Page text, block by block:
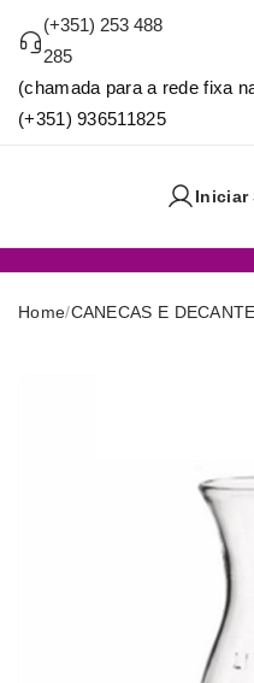
(+351) 253 488
285
(chamada para a rede fixa
(+351) 936511825
Iniciar
Home/CANECAS E